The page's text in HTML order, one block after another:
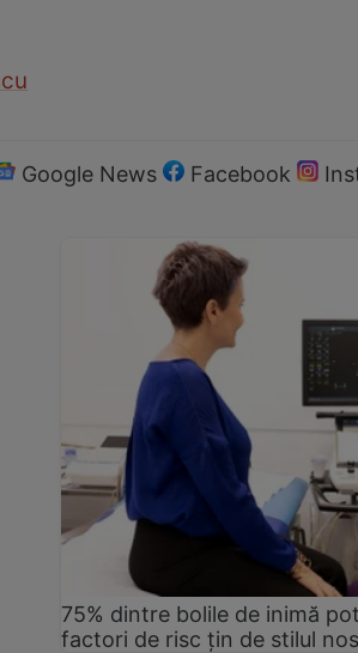
Google News Facebook
75% dintre bolile de inimă
factori de risc țin de stilul